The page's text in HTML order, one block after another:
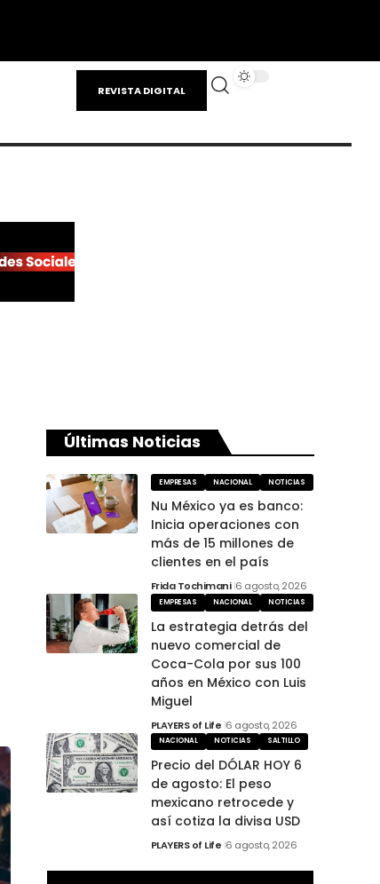
REVISTA DIGITAL
Últimas Noticias
EMPRESAS NACIONAL NOTICIAS
Nu México ya es banco:
Inicia operaciones con
más de 15 millones de
clientes en el país
Frida Tochimani 6 agosto, 2026
EMPRESAS NACIONAL NOTICIAS
La estrategia detrás del
nuevo comercial de
Coca-Cola por sus 100
años en México con Luis
Miguel
PLAYERS of Life 6 agosto, 2026
NACIONAL NOTICIAS SALTILLO
Precio del DÓLAR HOY 6
de agosto: El peso
mexicano retrocede y
así cotiza la divisa USD
PLAYERS of Life 6 agosto, 2026